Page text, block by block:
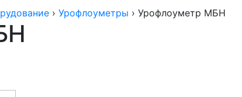
› Урофлоуметры › Урофлоуметр МБН